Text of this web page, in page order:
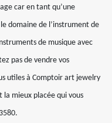
car en tant qu’une
domaine de l’instrument de
de musique avec
pas de vendre vos
utiles à Comptoir art jewelry
la mieux placée qui vous